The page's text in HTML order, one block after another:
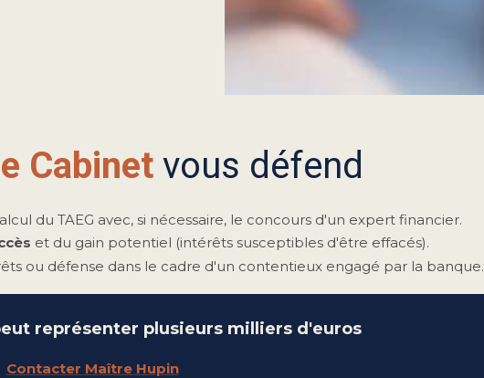
Cabinet vous défend
du TAEG avec, si nécessaire, le concours d'un expert financier.
et du gain potentiel (intérêts susceptibles d'être effacés).
ou défense dans le cadre d'un contentieux engagé par la banque.
représenter plusieurs milliers d'euros
Contacter Maître Hupin